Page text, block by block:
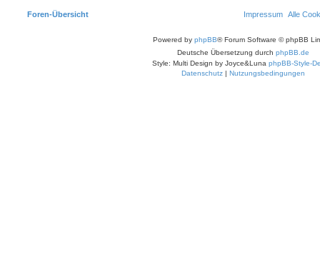
Foren-Übersicht Alle
Impressum
Powered by phpBB® Forum Software © phpBB
Deutsche Übersetzung durch phpBB.de
Style: Multi Design by Joyce&Luna phpBB-Style-
Datenschutz | Nutzungsbedingungen